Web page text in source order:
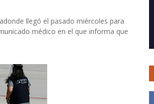
llegó el pasado miércoles para
médico en el que informa que